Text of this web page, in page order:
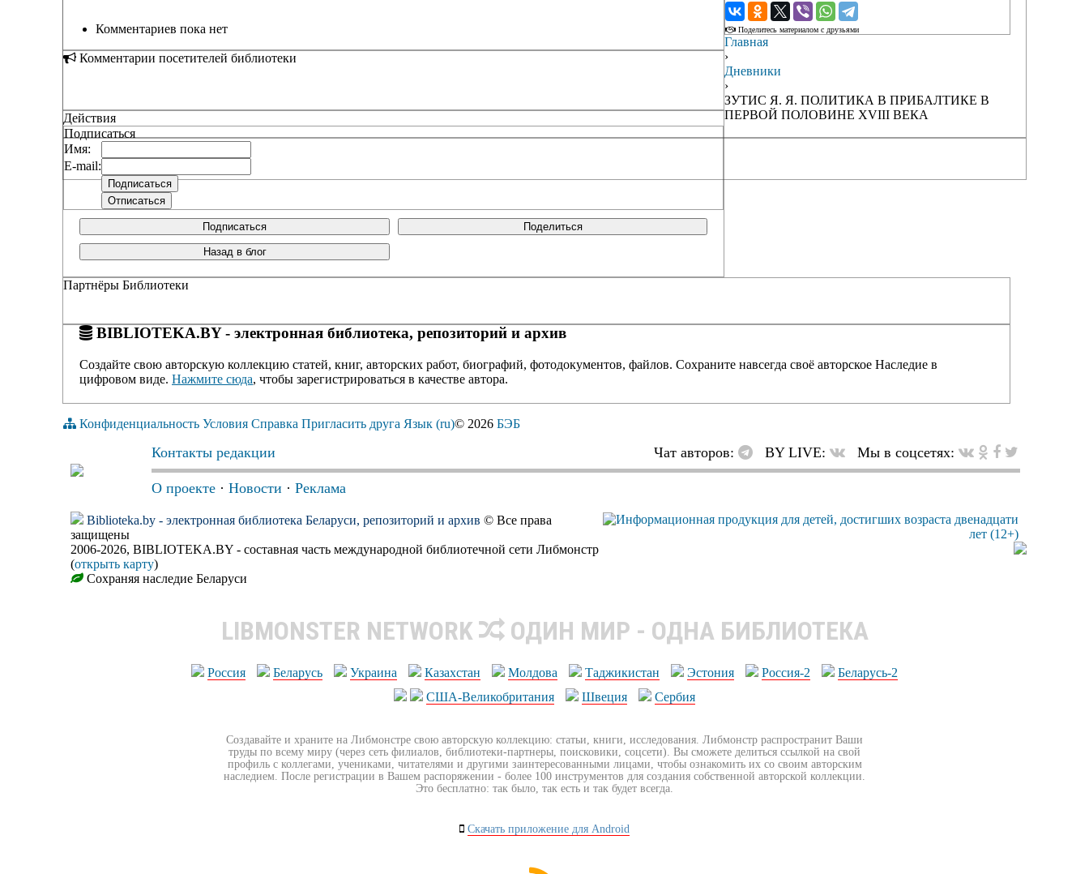
Комментариев пока нет
Комментарии посетителей библиотеки
Действия
Подписаться
Имя:
E-mail:
Подписаться Поделиться
Назад в блог
›
Поделитесь материалом с друзьями
Партнёры Библиотеки
BIBLIOTEKA.BY - электронная библиотека, репозиторий и архив
Создайте свою авторскую коллекцию статей, книг, авторских работ, биографий, фотодокументов, файлов. Сохраните навсегда своё авторское Наследие в
цифровом виде. Нажмите сюда, чтобы зарегистрироваться в качестве автора.
Главная
›
Дневники
›
ЗУТИС Я. Я. ПОЛИТИКА В ПРИБАЛТИКЕ В
ПЕРВОЙ ПОЛОВИНЕ XVIII ВЕКА
Конфиденциальность Условия Справка Пригласить друга Язык (ru)© 2026 БЭБ
Контакты редакции Чат авторов: BY LIVE: Мы в соцсетях:
О проекте · Новости · Реклама
Biblioteka.by - электронная библиотека Беларуси, репозиторий и архив © Все права
защищены
2006-2026, BIBLIOTEKA.BY - составная часть международной библиотечной сети Либмонстр
(открыть карту)
Сохраняя наследие Беларуси
LIBMONSTER NETWORK ОДИН МИР - ОДНА БИБЛИОТЕКА
Россия Беларусь Украина Казахстан Молдова Таджикистан Эстония Россия-2
Беларусь-2
США-Великобритания
Швеция Сербия
Создавайте и храните на Либмонстре свою авторскую коллекцию: статьи, книги, исследования. Либмонстр распространит Ваши
труды по всему миру (через сеть филиалов, библиотеки-партнеры, поисковики, соцсети). Вы сможете делиться ссылкой на свой
профиль с коллегами, учениками, читателями и другими заинтересованными лицами, чтобы ознакомить их со своим авторским
наследием. После регистрации в Вашем распоряжении - более 100 инструментов для создания собственной авторской коллекции.
Это бесплатно: так было, так есть и так будет всегда.
Скачать приложение для Android